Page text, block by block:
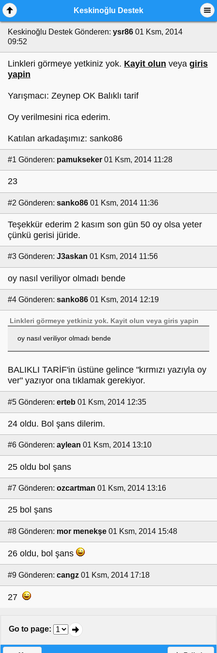
Keskinoğlu Destek
Keskinoğlu Destek Gönderen: ysr86 01 Ksm, 2014
09:52
Linkleri görmeye yetkiniz yok. Kayit olun veya giris
yapin
Yarışmacı: Zeynep OK Balıklı tarif
Oy verilmesini rica ederim.
Katılan arkadaşımız: sanko86
#1 Gönderen: pamukseker 01 Ksm, 2014 11:28
23
#2 Gönderen: sanko86 01 Ksm, 2014 11:36
Teşekkür ederim 2 kasım son gün 50 oy olsa yeter
çünkü gerisi jüride.
#3 Gönderen: J3askan 01 Ksm, 2014 11:56
oy nasıl veriliyor olmadı bende
#4 Gönderen: sanko86 01 Ksm, 2014 12:19
Linkleri görmeye yetkiniz yok. Kayit olun veyagiris yapin
oy nasıl veriliyor olmadı bende
BALIKLI TARİF'in üstüne gelince "kırmızı yazıyla oy
ver" yazıyor ona tıklamak gerekiyor.
#5 Gönderen: erteb 01 Ksm, 2014 12:35
24 oldu. Bol şans dilerim.
#6 Gönderen: aylean 01 Ksm, 2014 13:10
25 oldu bol şans
#7 Gönderen: ozcartman 01 Ksm, 2014 13:16
25 bol şans
#8 Gönderen: mor menekşe 01 Ksm, 2014 15:48
26 oldu, bol şans
#9 Gönderen: cangz 01 Ksm, 2014 17:18
27
Go to page: